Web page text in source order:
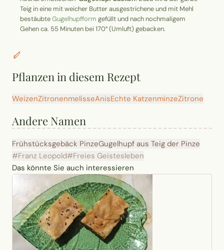
Teig in eine mit weicher Butter ausgestrichene und mit Mehl
bestäubteGugelhupfform gefüllt und nach nochmaligem
Gehen ca. 55 Minuten bei 170° (Umluft) gebacken.
Pflanzen in diesem Rezept
WeizenZitronenmelisseAnisEchte KatzenminzeZitrone
Andere Namen
Frühstücksgebäck PinzeGugelhupf aus Teig der Pinze
#Franz Leopold#Freies Geistesleben
Das könnte Sie auch interessieren